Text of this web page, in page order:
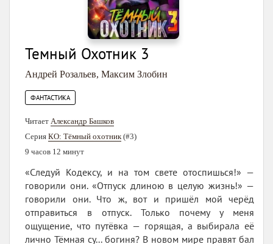
Темный Охотник 3
Андрей Розальев, Максим Злобин
ФАНТАСТИКА
Читает Александр Башков
Серия КО: Тёмный охотник (#3)
9 часов 12 минут
«Следуй Кодексу, и на том свете отоспишься!» —
говорили они. «Отпуск длиною в целую жизнь!» —
говорили они. Что ж, вот и пришёл мой черёд
отправиться в отпуск. Только почему у меня
ощущение, что путёвка — горящая, а выбирала её
лично Тёмная су... богиня? В новом мире правят бал